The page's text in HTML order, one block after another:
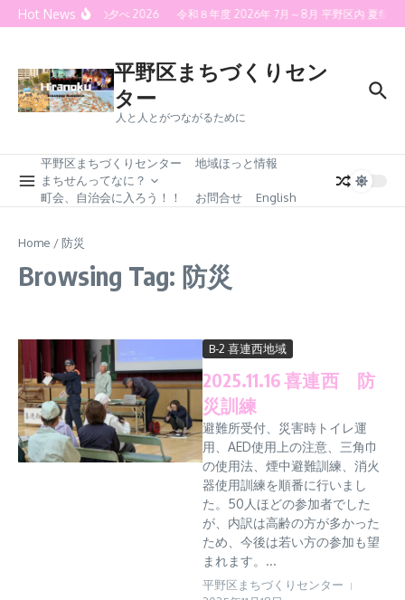
Skip to content
Hot News喜連灯火の夕べ 2026 令和８年度 2026年 7月～8月 平野区内 夏祭
平野区まちづくりセン
ター
人と人とがつながるために
平野区まちづくりセンター
地域ほっと情報
まちせんってなに？
町会、自治会に入ろう！！
お問合せ English
Home /防災
Browsing Tag: 防災
B-2 喜連西地域
2025.11.16 喜連西 防
災訓練
避難所受付、災害時トイレ運
用、AED使用上の注意、三角巾
の使用法、煙中避難訓練、消火
器使用訓練を順番に行いまし
た。50人ほどの参加者でした
が、内訳は高齢の方が多かった
ため、今後は若い方の参加も望
まれます。...
平野区まちづくりセンター